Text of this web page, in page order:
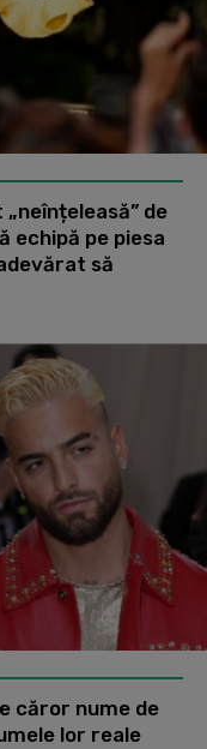
de
echipă pe piesa
să
căror nume de
lor reale